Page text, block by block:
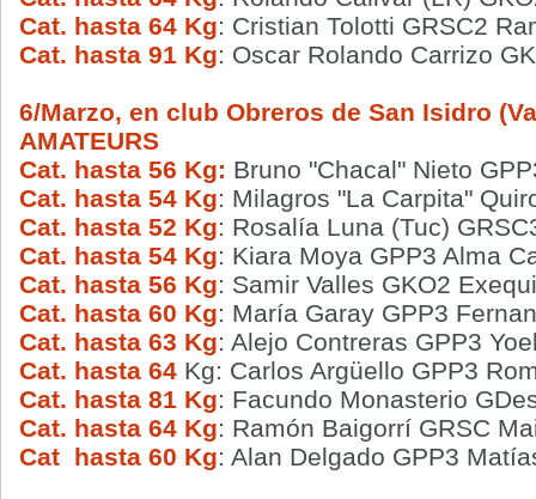
Cat. hasta 64 Kg: Cristian Tolotti GRSC2
Cat. hasta 91 Kg: Oscar Rolando Carrizo
6/Marzo, en club Obreros de San Isidro
AMATEURS
Cat. hasta 56 Kg: Bruno "Chacal" Nieto
Cat. hasta 54 Kg: Milagros "La Carpita"
Cat. hasta 52 Kg: Rosalía Luna (Tuc)
Cat. hasta 54 Kg: Kiara Moya GPP3 Alma
Cat. hasta 56 Kg: Samir Valles GKO2
Cat. hasta 60 Kg: María Garay GPP3
Cat. hasta 63 Kg: Alejo Contreras GPP3
Cat. hasta 64 Kg: Carlos Argüello GPP3
Cat. hasta 81 Kg: Facundo Monasterio
Cat. hasta 64 Kg: Ramón Baigorrí GRSC
Cat hasta 60 Kg: Alan Delgado GPP3